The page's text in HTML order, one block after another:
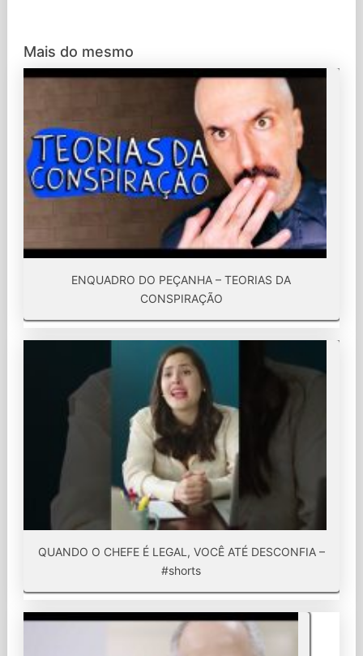
Mais do mesmo
ENQUADRO DO PEÇANHA – TEORIAS DA
CONSPIRAÇÃO
QUANDO O CHEFE É LEGAL, VOCÊ ATÉ DESCONFIA –
#shorts